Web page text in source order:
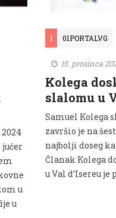
jučer
u
u
I 01PORTALVG
15. prosinca
Kolega
slalomu u
Samuel Kolega
završio je na
najbolji doseg
Članak Kolega
u Val d’Isereu